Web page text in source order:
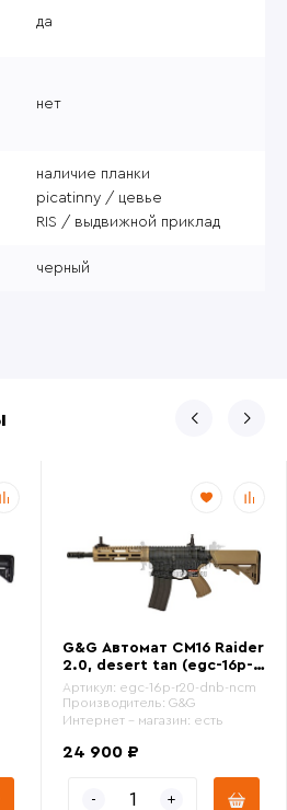
да
нет
наличие планки
picatinny / цевье
RIS / выдвижной приклад
черный
G&G Автомат CM16 Raider
2.0, desert tan (egc-16p-
r20-dnb-ncm)
Артикул: egc-16p-r20-dnb-ncm
Производитель: G&G
Интернет - магазин: есть
24 900 ₽